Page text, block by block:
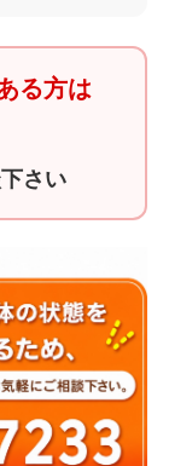
る方は
さい